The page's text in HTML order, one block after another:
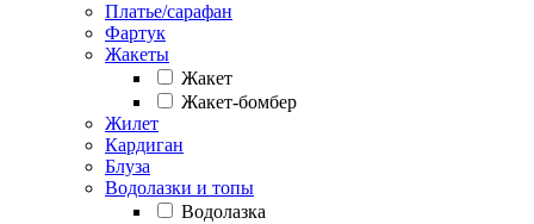
Платье/сарафан
Фартук
Жакеты
Жакет
Жакет-бомбер
Жилет
Кардиган
Блуза
Водолазки и топы
Водолазка